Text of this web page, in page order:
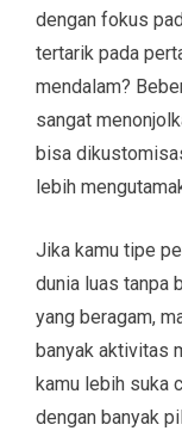
dengan fokus
tertarik pada
mendalam?
sangat
bisa
lebih
Jika kamu tipe
dunia luas tanpa
yang beragam,
banyak aktivitas
kamu lebih suka
dengan banyak